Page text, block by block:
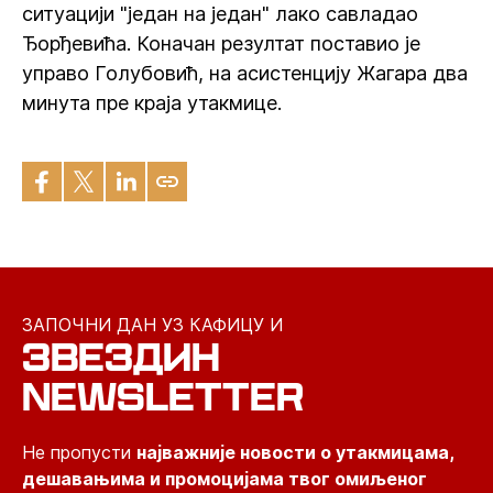
ситуацији "један на један" лако савладао
Ђорђевића. Коначан резултат поставио је
управо Голубовић, на асистенцију Жагара два
минута пре краја утакмице.
ЗАПОЧНИ ДАН УЗ КАФИЦУ И
ЗВЕЗДИН
NEWSLETTER
Не пропусти најважније новости о утакмицама,
дешавањима и промоцијама твог омиљеног